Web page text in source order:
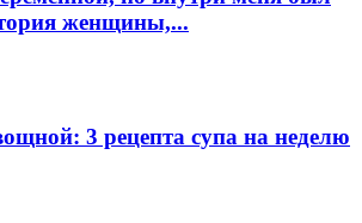
женщины,...
3 рецепта супа на неделю